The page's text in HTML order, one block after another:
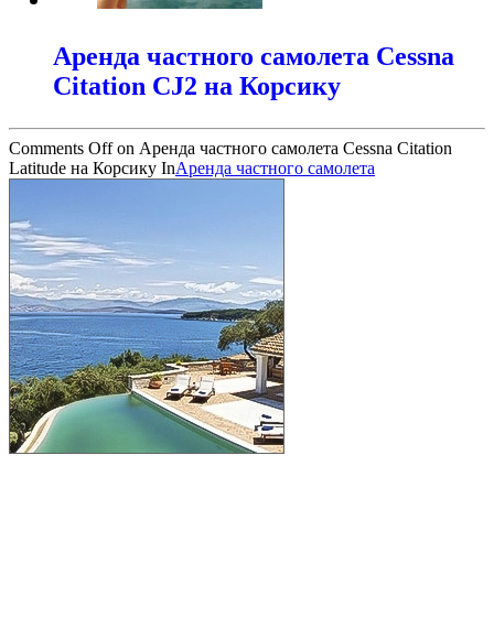
Аренда частного самолета Cessna
Citation CJ2 на Корсику
Comments Offon Аренда частного самолета Cessna Citation
Latitude на Корсику InАренда частного самолета